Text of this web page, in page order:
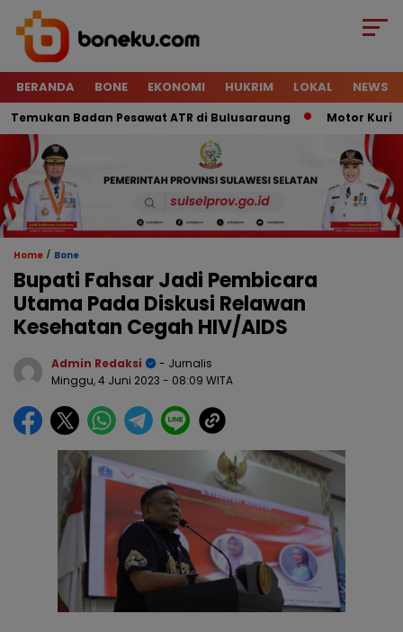
BERANDA BONE EKONOMI HUKRIM LOKAL NEWS
Badan Pesawat ATR di Bulusaraung Motor Kurir Raib
Home / Bone
Bupati Fahsar Jadi Pembicara
Utama Pada Diskusi Relawan
Kesehatan Cegah HIV/AIDS
Admin Redaksi
- Jurnalis
Minggu, 4 Juni 2023 - 08:09 WITA